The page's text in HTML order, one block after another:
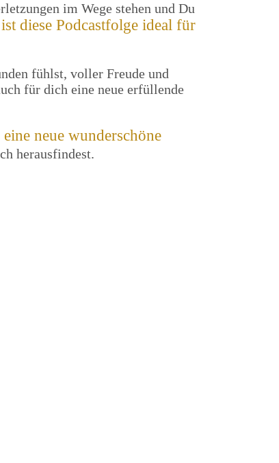
im Wege stehen und Du
diese Podcastfolge ideal für
fühlst, voller Freude und
für dich eine neue erfüllende
neue wunderschöne
herausfindest.